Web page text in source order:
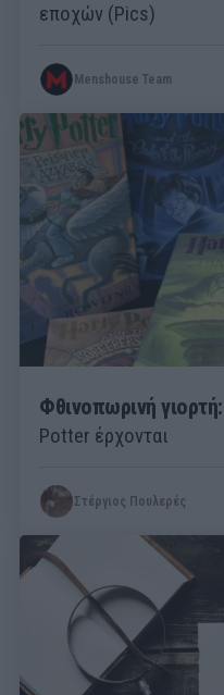
εποχών (Pics)
Menshouse Team
Φθινοπωρινή γιορτή:
Potter έρχονται
Στέργιος Πουλερές